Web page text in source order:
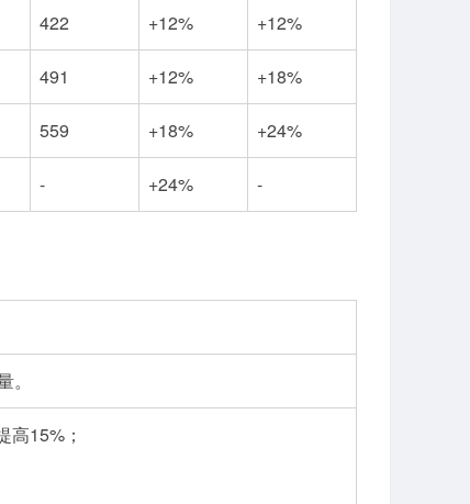
422 +12% +12%
491 +12% +18%
559 +18% +24%
- +24% -
15%；